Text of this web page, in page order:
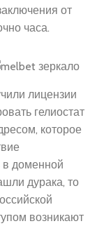
от
часа.
лицензии
гелиостат
которое
доменной
дурака, то
возникают